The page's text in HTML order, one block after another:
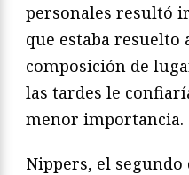
personales resultó
que estaba resuelto
composición de
las tardes le
menor importancia.
Nippers, el